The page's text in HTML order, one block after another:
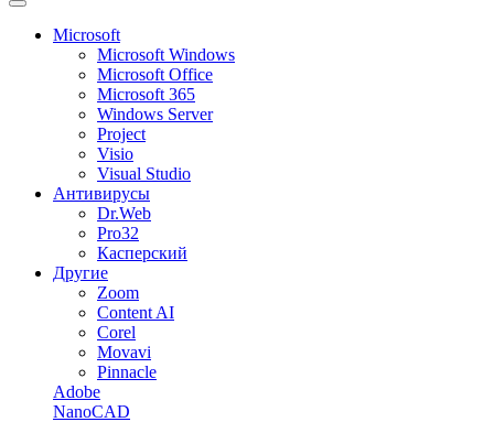
Microsoft
Microsoft Windows
Microsoft Office
Microsoft 365
Windows Server
Project
Visio
Visual Studio
Антивирусы
Dr.Web
Pro32
Касперский
Другие
Zoom
Content AI
Corel
Movavi
Pinnacle
Adobe
NanoCAD